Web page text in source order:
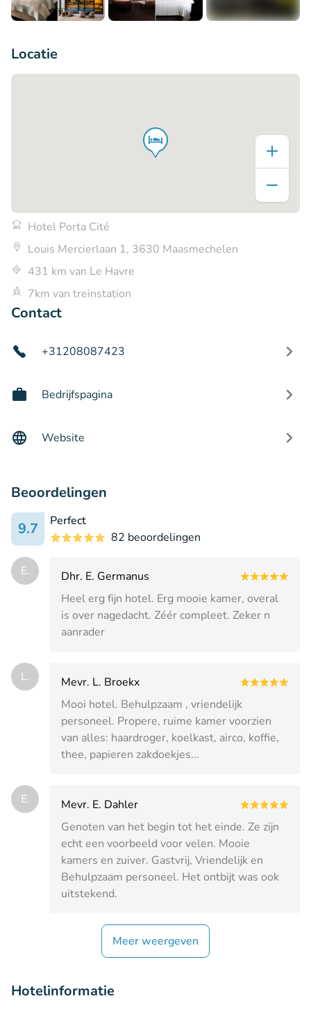
Locatie
Hotel Porta Cité
Louis Mercierlaan 1, 3630 Maasmechelen
431 km van Le Havre
7km van treinstation
Contact
+31208087423
Bedrijfspagina
Website
Beoordelingen
9.7
Perfect
82 beoordelingen
E.
Dhr. E. Germanus
Heel erg fijn hotel. Erg mooie kamer, overal
is over nagedacht. Zéér compleet. Zeker n
aanrader
L.
Mevr. L. Broekx
Mooi hotel. Behulpzaam , vriendelijk
personeel. Propere, ruime kamer voorzien
van alles: haardroger, koelkast, airco, koffie,
thee, papieren zakdoekjes...
E.
Mevr. E. Dahler
Genoten van het begin tot het einde. Ze zijn
echt een voorbeeld voor velen. Mooie
kamers en zuiver. Gastvrij, Vriendelijk en
Behulpzaam personeel. Het ontbijt was ook
uitstekend.
Meer weergeven
Hotelinformatie